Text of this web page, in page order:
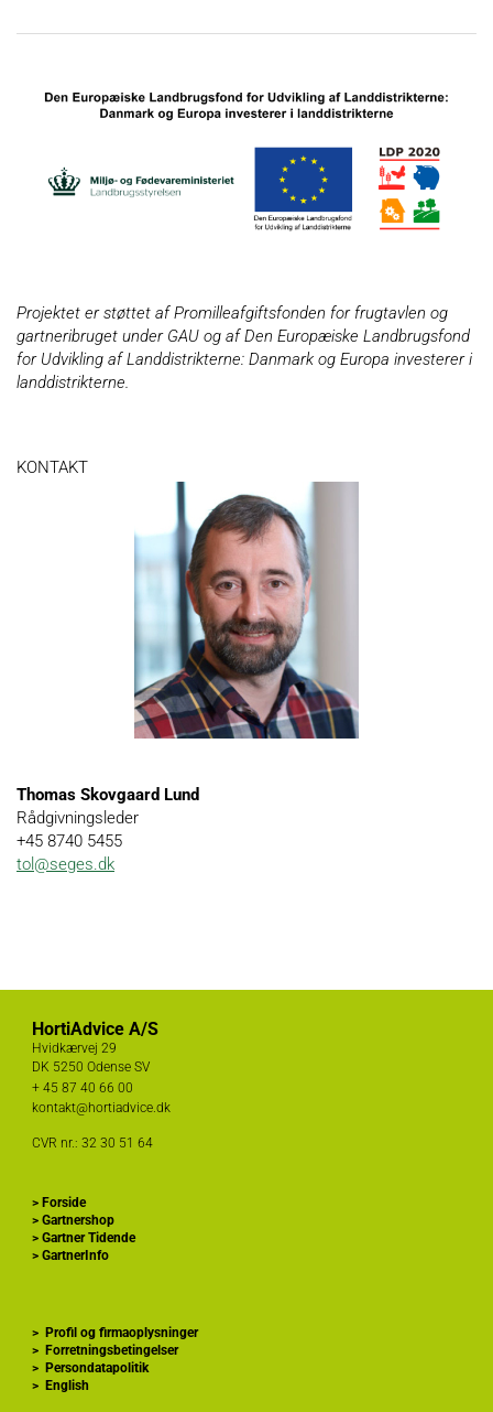
Projektet er støttet af Promilleafgiftsfonden for frugtavlen og
gartneribruget under GAU og af Den Europæiske Landbrugsfond
for Udvikling af Landdistrikterne: Danmark og Europa investerer i
landdistrikterne.
KONTAKT
Thomas Skovgaard Lund
Rådgivningsleder
+45 8740 5455
tol@seges.dk
HortiAdvice A/S
Hvidkærvej 29
DK 5250 Odense SV
+ 45 87 40 66 00
kontakt@hortiadvice.dk
CVR nr.: 32 30 51 64
> Forside
> Gartnershop
> Gartner Tidende
> GartnerInfo
> Profil og firmaoplysninger
> Forretningsbetingelser
> Persondatapolitik
> English